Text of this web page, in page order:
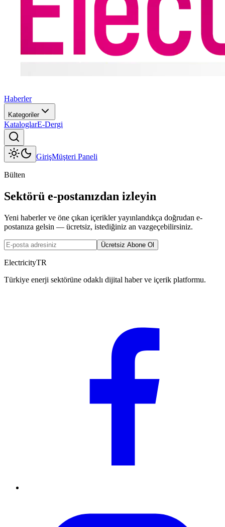
Haberler
Kategoriler
KataloglarE-Dergi
GirişMüşteri Paneli
Bülten
Sektörü e-postanızdan izleyin
Yeni haberler ve öne çıkan içerikler yayınlandıkça doğrudan e-
postanıza gelsin — ücretsiz, istediğiniz an vazgeçebilirsiniz.
Ücretsiz Abone Ol
ElectricityTR
Türkiye enerji sektörüne odaklı dijital haber ve içerik platformu.